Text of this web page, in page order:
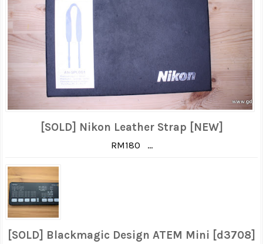
[SOLD] Nikon Leather Strap [NEW]
RM180 ...
[SOLD] Blackmagic Design ATEM Mini [d3708]